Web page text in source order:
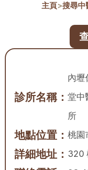
主頁>搜尋中
診所名稱：
內壢
堂中
所
地點位置： 桃園
詳細地址： 320